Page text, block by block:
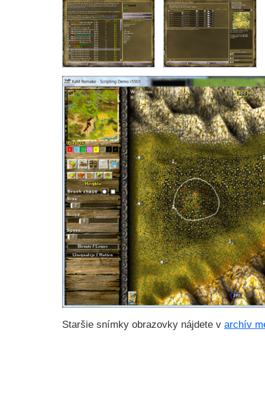
Staršie snímky obrazovky nájdete v archív